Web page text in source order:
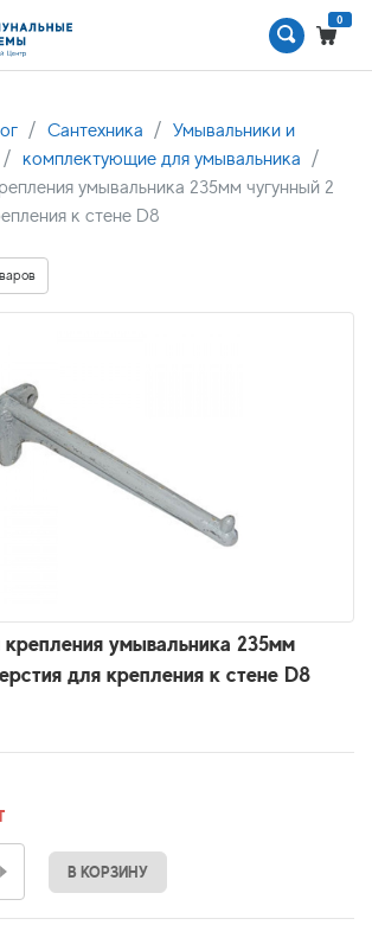
0
Сантехника
Умывальники и
комплектующие для умывальника
умывальника 235мм чугунный 2
к стене D8
умывальника 235мм
для крепления к стене D8
В КОРЗИНУ